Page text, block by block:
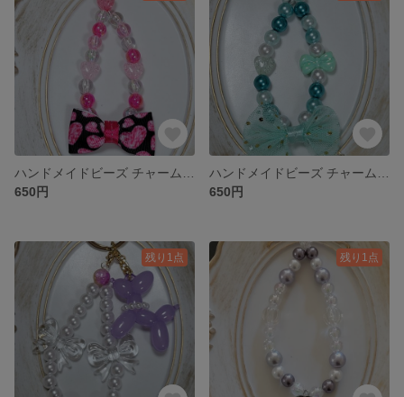
650円
650円
残り1点 残り1点